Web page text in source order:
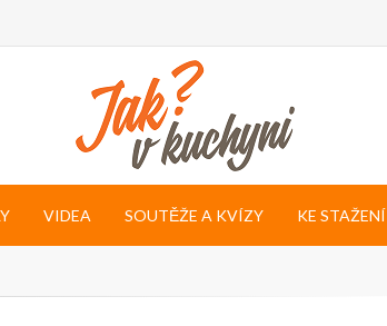
VIDEA SOUTĚŽE A KVÍZY KE STAŽENÍ